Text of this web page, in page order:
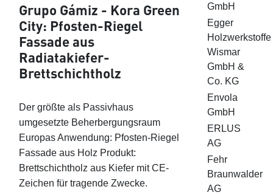
Grupo Gámiz - Kora Green
City: Pfosten-Riegel
Fassade aus
Radiatakiefer-
Brettschichtholz
Der größte als Passivhaus
umgesetzte Beherbergungsraum
Europas Anwendung: Pfosten-Riegel
Fassade aus Holz Produkt:
Brettschichtholz aus Kiefer mit CE-
Zeichen für tragende Zwecke.
GmbH
Egger
Holzwerkstoffe
Wismar
GmbH &
Co. KG
Envola
GmbH
ERLUS
AG
Fehr
Braunwalder
AG